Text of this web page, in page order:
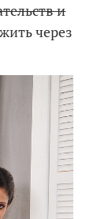
и
через